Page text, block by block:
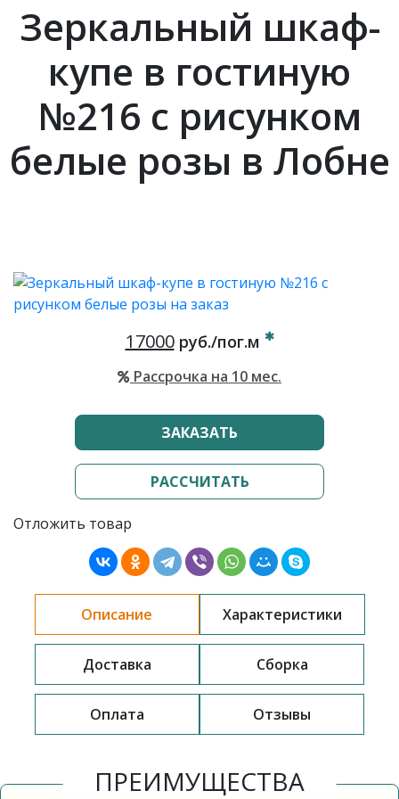
Зеркальный шкаф-
купе в гостиную
№216 с рисунком
белые розы в Лобне
17000руб./пог.м
Рассрочка на 10 мес.
ЗАКАЗАТЬ
РАССЧИТАТЬ
Отложить товар
Описание Характеристики
Доставка Сборка
Оплата Отзывы
ПРЕИМУЩЕСТВА